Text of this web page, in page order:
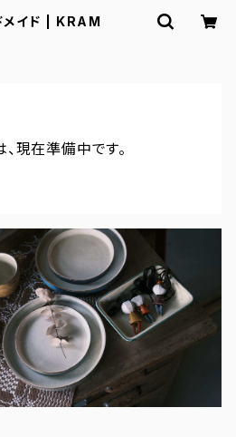
メイド | KRAM
現在準備中です。